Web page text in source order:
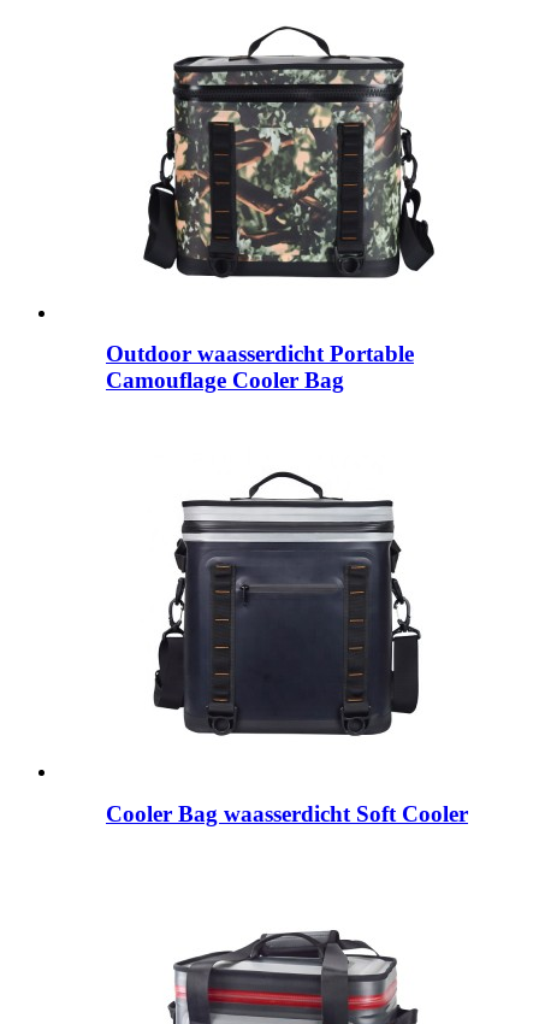
Outdoor waasserdicht Portable
Camouflage Cooler Bag
Cooler Bag waasserdicht Soft Cooler